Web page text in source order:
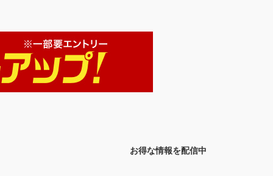
お得な情報を配信中